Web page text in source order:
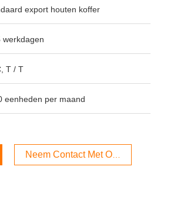
export houten koffer
werkdagen
T / T
eenheden per maand
Neem Contact Met Ons Op